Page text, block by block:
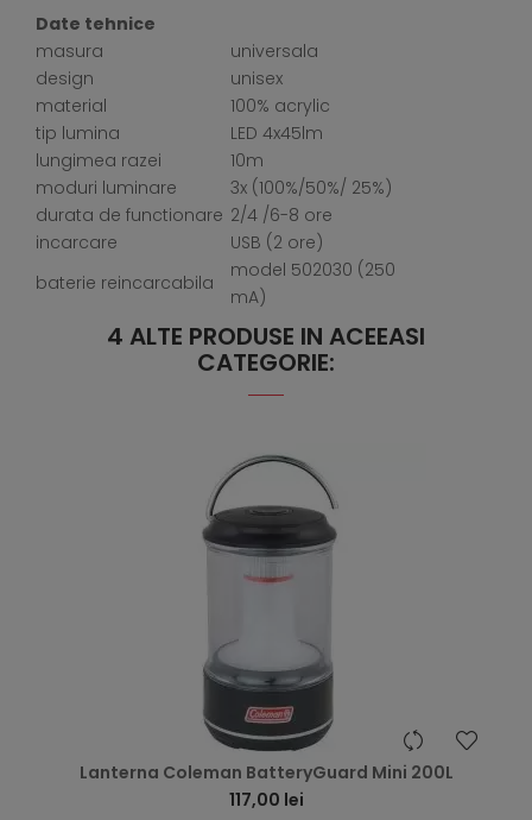
Date tehnice
masura
universala
design
unisex
material
100% acrylic
tip lumina
LED 4x45lm
lungimea razei
10m
moduri luminare
3x (100%/50%/ 25%)
durata de functionare 2/4 /6-8 ore
incarcare
USB (2 ore)
baterie reincarcabila
model 502030 (250
mA)
4 ALTE PRODUSE IN ACEEASI
CATEGORIE:
Lanterna Coleman BatteryGuard Mini 200L
117,00 lei